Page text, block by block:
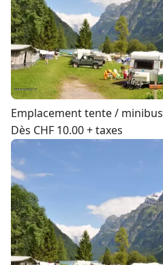
Emplacement tente / minibus
Dès CHF 10.00 + taxes